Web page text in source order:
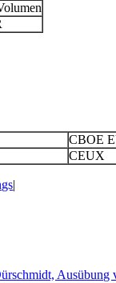
CBOE
CEUX
|
Ausübung